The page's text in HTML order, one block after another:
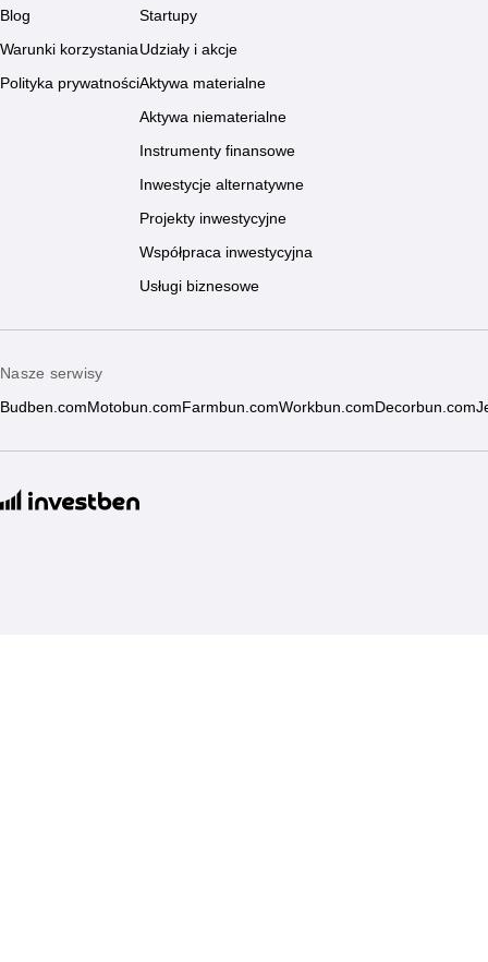
Blog
Warunki korzystania
Polityka prywatności
Startupy
Udziały i akcje
Aktywa materialne
Aktywa niematerialne
Instrumenty finansowe
Inwestycje alternatywne
Projekty inwestycyjne
Współpraca inwestycyjna
Usługi biznesowe
Nasze serwisy
Budben.com Motobun.com Farmbun.comWorkbun.com Decorbun.com